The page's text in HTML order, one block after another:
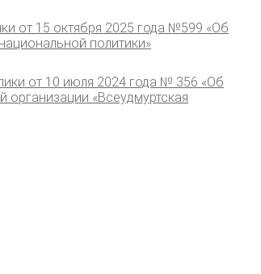
от 15 октября 2025 года №599 «Об
политики»
от 10 июля 2024 года № 356 «Об
«Всеудмуртская